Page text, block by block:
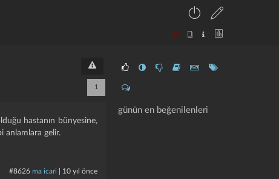
günün en beğenilenleri
1
hastanın bünyesine,
anlamlara gelir.
#8626 ma icari 10 yıl önce